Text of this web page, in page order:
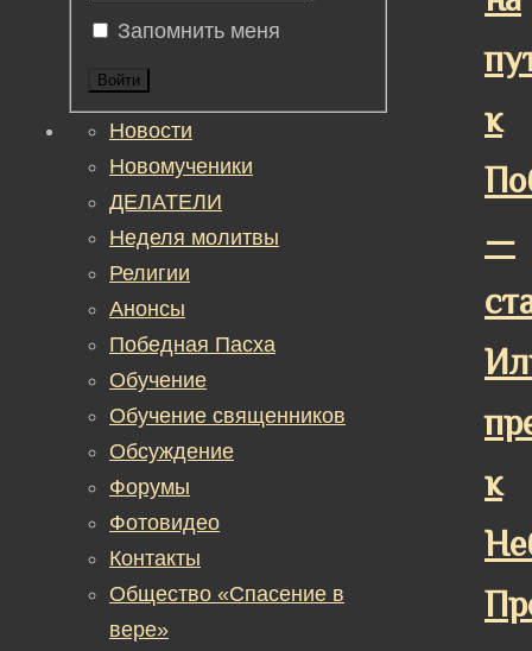
к
—
к
Запомнить меня
Войти
Новости
Новомученики
ДЕЛАТЕЛИ
Неделя молитвы
Религии
Анонсы
Победная Пасха
Обучение
Обучение священников
Обсуждение
Форумы
Фотовидео
Контакты
Общество «Спасение в
вере»